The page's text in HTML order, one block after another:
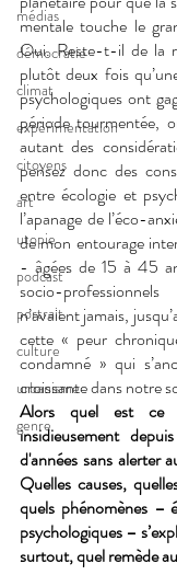
médias
démocratie
climat
expérimentation
citoyens
art
utopie
podcast
portrait
culture
urbanisme
genre
mentale touche le
Oui. Reste-t-il de la
plutôt deux fois
psychologiques ont
période tourmentée,
autant des
pensez donc des
entre écologie et
l’apanage de l’éco-
de mon entourage
- âgées de 15 à 45
socio-
n’avaient jamais,
cette « peur
condamné » qui
croissante dans notre
Alors quel est ce
insidieusement
d'années sans alerter
Quelles causes,
quels phénomènes –
psychologiques –
surtout, quel remède